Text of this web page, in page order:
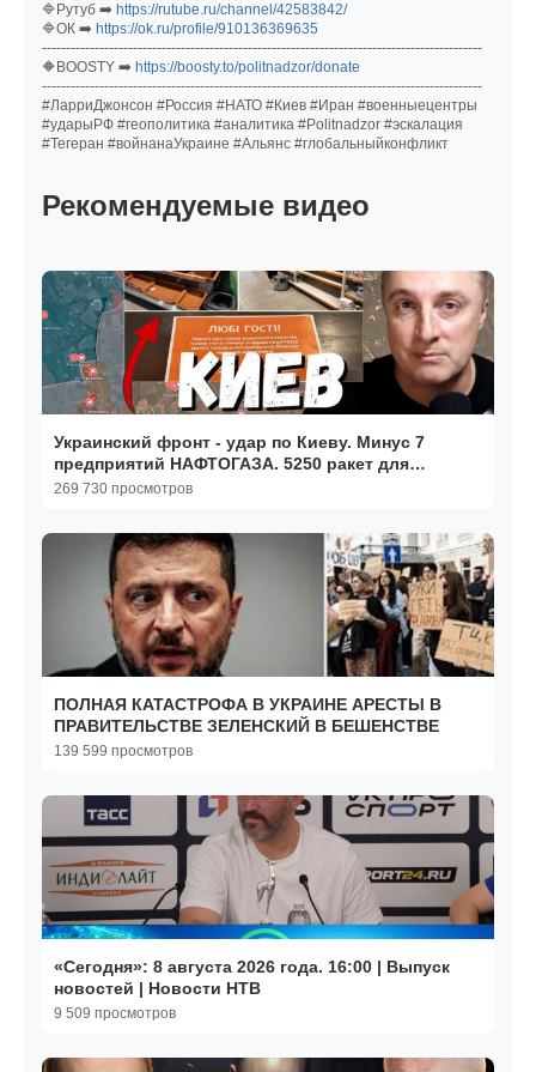
🔷Рутуб ➡️ https://rutube.ru/channel/42583842/
🔷ОК ➡️ https://ok.ru/profile/910136369635
--------------------------------------------------------------------------------------------
🔶BOOSTY ➡️ https://boosty.to/politnadzor/donate
--------------------------------------------------------------------------------------------
#ЛарриДжонсон #Россия #НАТО #Киев #Иран #военныецентры
#ударыРФ #геополитика #аналитика #Politnadzor #эскалация
#Тегеран #войнанаУкраине #Альянс #глобальныйконфликт
Рекомендуемые видео
Украинский фронт - удар по Киеву. Минус 7
предприятий НАФТОГАЗА. 5250 ракет для
Патриот ушли. 08.08
269 730 просмотров
ПОЛНАЯ КАТАСТРОФА В УКРАИНЕ АРЕСТЫ В
ПРАВИТЕЛЬСТВЕ ЗЕЛЕНСКИЙ В БЕШЕНСТВЕ
139 599 просмотров
«Сегодня»: 8 августа 2026 года. 16:00 | Выпуск
новостей | Новости НТВ
9 509 просмотров